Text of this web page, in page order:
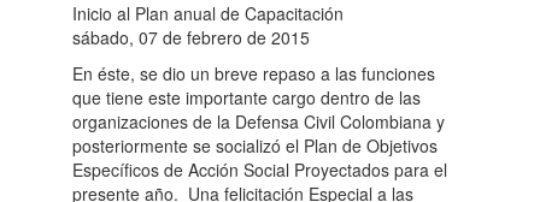
Inicio al Plan anual de Capacitación
sábado, 07 de febrero de 2015
En éste, se dio un breve repaso a las funciones
que tiene este importante cargo dentro de las
organizaciones de la Defensa Civil Colombiana y
posteriormente se socializó el Plan de Objetivos
Específicos de Acción Social Proyectados para el
presente año. Una felicitación Especial a las